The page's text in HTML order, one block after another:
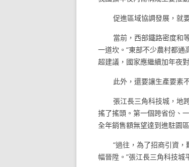
促進區域協調發展，就
當前，西部鐵路密度和
一道坎。“東部不少農村都
超建議，國家應繼續加年夜
此外，還要讓生產要素
張江長三角科技城，地
搖了搖頭。第一個跨省份、
全年銷售額無望達到進駐園
“過往，為了招商引資
幅晉陞。”張江長三角科技城